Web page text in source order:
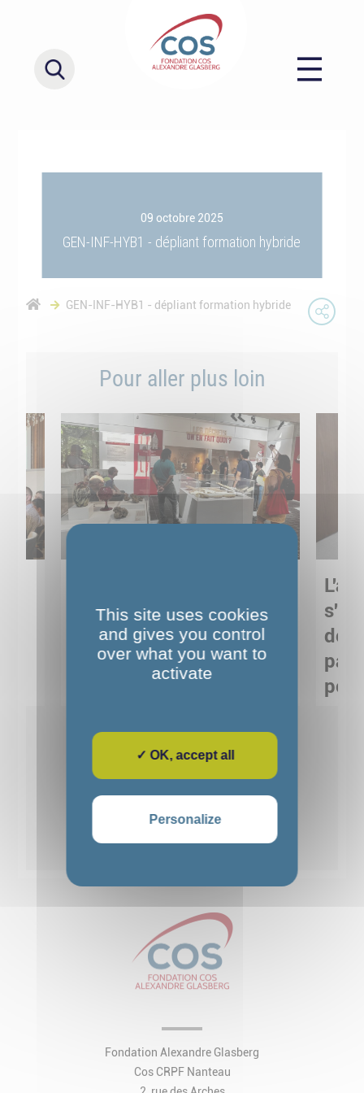
09 octobre 2025
GEN-INF-HYB1 - dépliant formation hybride
GEN-INF-HYB1 - dépliant formation hybride
Pour aller plus loin
Musée de Préhistoire de
Nemours : apprendre
autrement grâce à la
de
2 3 4
Voir toutes les actualités
Fondation Alexandre Glasberg
Cos CRPF Nanteau
This site uses cookies
and gives you control
over what you want to
activate
✓ OK, accept all
Personalize